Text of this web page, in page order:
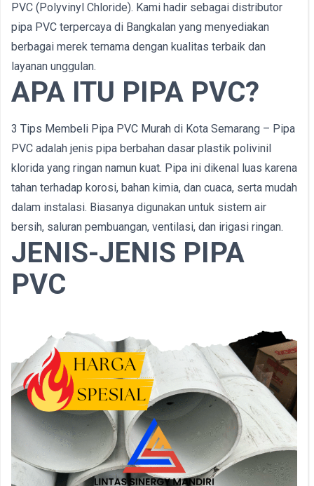
PVC (Polyvinyl Chloride). Kami hadir sebagai distributor
pipa PVC terpercaya di Bangkalan yang menyediakan
berbagai merek ternama dengan kualitas terbaik dan
layanan unggulan.
APA ITU PIPA PVC?
3 Tips Membeli Pipa PVC Murah di Kota Semarang – Pipa
PVC adalah jenis pipa berbahan dasar plastik polivinil
klorida yang ringan namun kuat. Pipa ini dikenal luas karena
tahan terhadap korosi, bahan kimia, dan cuaca, serta mudah
dalam instalasi. Biasanya digunakan untuk sistem air
bersih, saluran pembuangan, ventilasi, dan irigasi ringan.
JENIS-JENIS PIPA
PVC